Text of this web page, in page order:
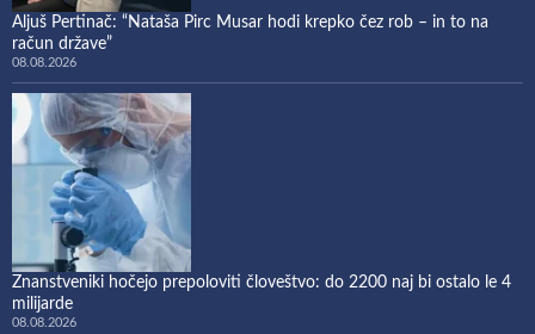
Aljuš Pertinač: “Nataša Pirc Musar hodi krepko čez rob – in to na
račun države”
08.08.2026
Znanstveniki hočejo prepoloviti človeštvo: do 2200 naj bi ostalo le 4
milijarde
08.08.2026